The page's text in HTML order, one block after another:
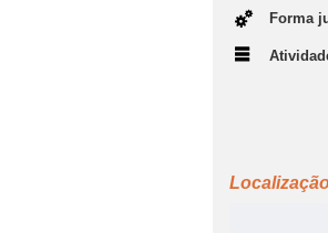
Forma